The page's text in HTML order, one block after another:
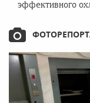
эффективного